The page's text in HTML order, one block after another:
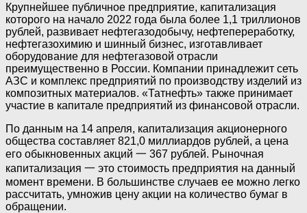
Крупнейшее публичное предприятие, капитализация
которого на начало 2022 года была более 1,1 триллионов
рублей, развивает нефтегазодобычу, нефтепереработку,
нефтегазохимию и шинный бизнес, изготавливает
оборудование для нефтегазовой отрасли
преимущественно в России. Компании принадлежит сеть
АЗС и комплекс предприятий по производству изделий из
композитных материалов. «Татнефть» также принимает
участие в капитале предприятий из финансовой отрасли.
По данным на 14 апреля, капитализация акционерного
общества составляет 821,0 миллиардов рублей, а цена
его обыкновенных акций 一 367 рублей. Рыночная
капитализация 一 это стоимость предприятия на данный
момент времени. В большинстве случаев ее можно легко
рассчитать, умножив цену акции на количество бумаг в
обращении.